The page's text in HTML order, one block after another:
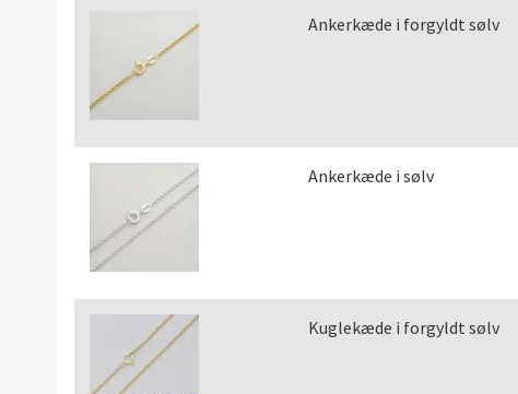
Ankerkæde i forgyldt sølv
Ankerkæde i sølv
Kuglekæde i forgyldt sølv